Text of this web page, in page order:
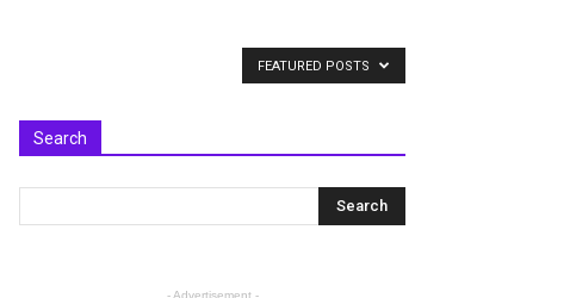
FEATURED POSTS
Search
- Advertisement -